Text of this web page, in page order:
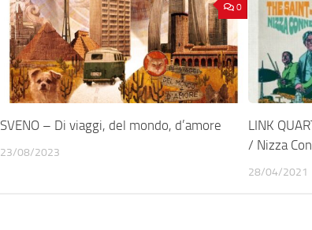
0
SVENO – Di viaggi, del mondo, d’amore
23/08/2023
LINK
/ Nizza
28/04/2021